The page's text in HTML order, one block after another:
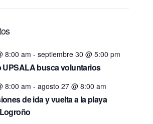
8:00 am - septiembre 30 @ 5:00 pm
UPSALA busca voluntarios
8:00 am - agosto 27 @ 8:00 am
de ida y vuelta a la playa